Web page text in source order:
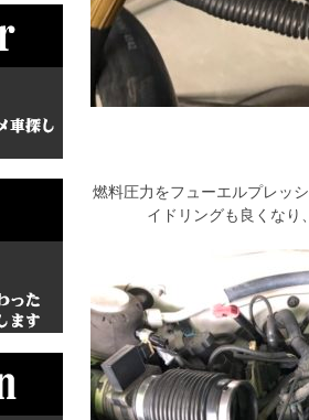
燃料圧力をフューエルプレッ
イドリングも良くなり